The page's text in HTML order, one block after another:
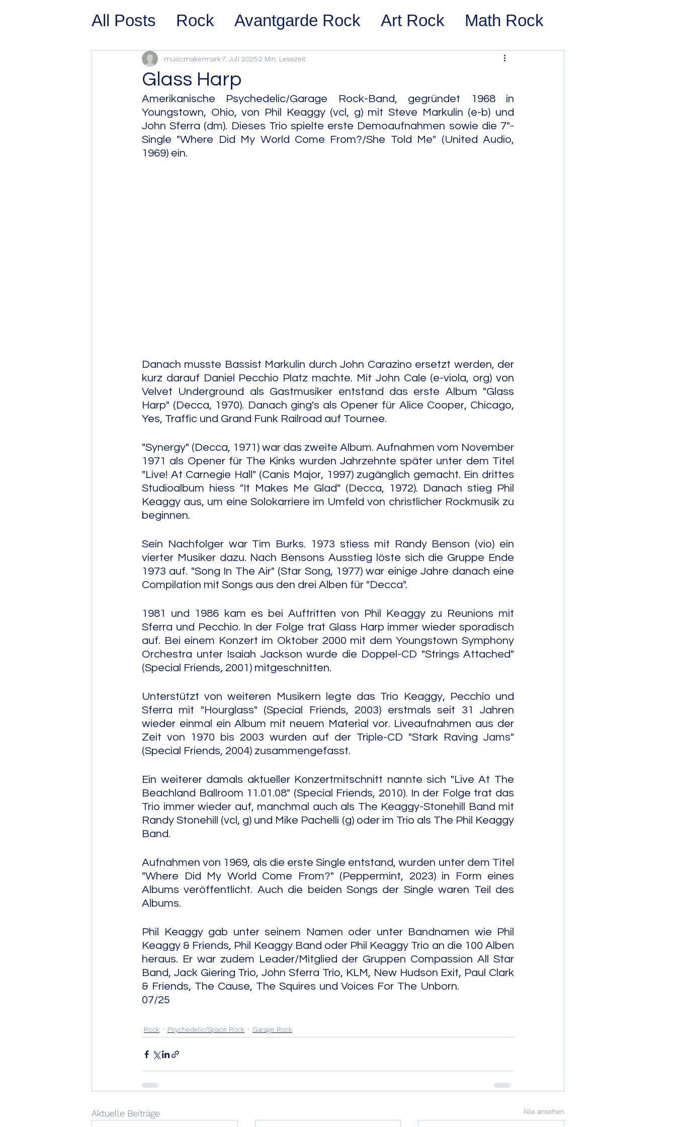
All Posts Rock Avantgarde Rock Art Rock Math Rock
Prog Rock Post Rock Noise Rock
Psychedelic/Space Rock Stoner Rock Alternative Rock
Hard Rock Garage Rock Indie Rock/Indie Pop Pop
Glass Harp
musicmakermark7. Juli 20252 Min. Lesezeit
Amerikanische Psychedelic/Garage Rock-Band, gegründet 1968 in
Youngstown, Ohio, von Phil Keaggy (vcl, g) mit Steve Markulin (e-b) und
John Sferra (dm). Dieses Trio spielte erste Demoaufnahmen sowie die 7"-
Single "Where Did My World Come From?/She Told Me" (United Audio,
1969) ein.
Danach musste Bassist Markulin durch John Carazino ersetzt werden, der
kurz darauf Daniel Pecchio Platz machte. Mit John Cale (e-viola, org) von
Velvet Underground als Gastmusiker entstand das erste Album "Glass
Harp" (Decca, 1970). Danach ging's als Opener für Alice Cooper, Chicago,
Yes, Traffic und Grand Funk Railroad auf Tournee.
"Synergy" (Decca, 1971) war das zweite Album. Aufnahmen vom November
1971 als Opener für The Kinks wurden Jahrzehnte später unter dem Titel
"Live! At Carnegie Hall" (Canis Major, 1997) zugänglich gemacht. Ein drittes
Studioalbum hiess "It Makes Me Glad" (Decca, 1972). Danach stieg Phil
Keaggy aus, um eine Solokarriere im Umfeld von christlicher Rockmusik zu
beginnen.
Sein Nachfolger war Tim Burks. 1973 stiess mit Randy Benson (vio) ein
vierter Musiker dazu. Nach Bensons Ausstieg löste sich die Gruppe Ende
1973 auf. "Song In The Air" (Star Song, 1977) war einige Jahre danach eine
Compilation mit Songs aus den drei Alben für "Decca".
1981 und 1986 kam es bei Auftritten von Phil Keaggy zu Reunions mit
Sferra und Pecchio. In der Folge trat Glass Harp immer wieder sporadisch
auf. Bei einem Konzert im Oktober 2000 mit dem Youngstown Symphony
Orchestra unter Isaiah Jackson wurde die Doppel-CD "Strings Attached"
(Special Friends, 2001) mitgeschnitten.
Unterstützt von weiteren Musikern legte das Trio Keaggy, Pecchio und
Sferra mit "Hourglass" (Special Friends, 2003) erstmals seit 31 Jahren
wieder einmal ein Album mit neuem Material vor. Liveaufnahmen aus der
Zeit von 1970 bis 2003 wurden auf der Triple-CD "Stark Raving Jams"
(Special Friends, 2004) zusammengefasst.
Ein weiterer damals aktueller Konzertmitschnitt nannte sich "Live At The
Beachland Ballroom 11.01.08" (Special Friends, 2010). In der Folge trat das
Trio immer wieder auf, manchmal auch als The Keaggy-Stonehill Band mit
Randy Stonehill (vcl, g) und Mike Pachelli (g) oder im Trio als The Phil Keaggy
Band.
Aufnahmen von 1969, als die erste Single entstand, wurden unter dem Titel
"Where Did My World Come From?" (Peppermint, 2023) in Form eines
Albums veröffentlicht. Auch die beiden Songs der Single waren Teil des
Albums.
Phil Keaggy gab unter seinem Namen oder unter Bandnamen wie Phil
Keaggy & Friends, Phil Keaggy Band oder Phil Keaggy Trio an die 100 Alben
heraus. Er war zudem Leader/Mitglied der Gruppen Compassion All Star
Band, Jack Giering Trio, John Sferra Trio, KLM, New Hudson Exit, Paul Clark
& Friends, The Cause, The Squires und Voices For The Unborn.
07/25
Rock Psychedelic/Space Rock Garage Rock
Aktuelle Beiträge Alle ansehen